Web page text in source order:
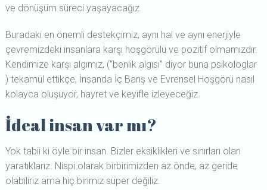
ve dönüşüm süreci yaşayacağız.
Buradaki en önemli destekçimiz, aynı hal ve aynı enerjiyle
çevremizdeki insanlara karşı hoşgörülü ve pozitif olmamızdır.
Kendimize karşı algımız, (“benlik algısı” diyor buna psikologlar
) tekamül ettikçe, İnsanda İç Barış ve Evrensel Hoşgörü nasıl
kolayca oluşuyor, hayret ve keyifle izleyeceğiz.
İdeal insan var mı?
Yok tabii ki öyle bir insan. Bizler eksiklikleri ve sınırları olan
yaratıklarız. Nispi olarak birbirimizden az önde, az geride
olabiliriz ama hiç birimiz süper değiliz.